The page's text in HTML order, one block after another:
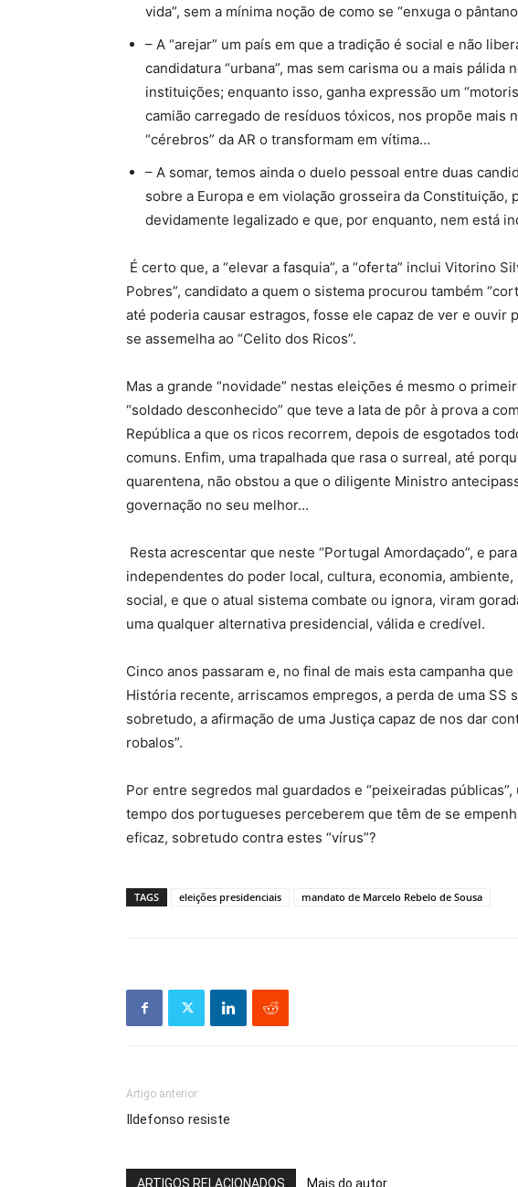
vida”, sem a mínima noção de como se “enxuga o
– A “arejar” um país em que a tradição é social e não
candidatura “urbana”, mas sem carisma ou a mais pálida
instituições; enquanto isso, ganha expressão um
camião carregado de resíduos tóxicos, nos propõe mais
“cérebros” da AR o transformam em vítima…
– A somar, temos ainda o duelo pessoal entre duas
sobre a Europa e em violação grosseira da Constituição,
devidamente legalizado e que, por enquanto, nem está
É certo que, a “elevar a fasquia”, a “oferta” inclui Vitorino
Pobres”, candidato a quem o sistema procurou também
até poderia causar estragos, fosse ele capaz de ver e ouvir
se assemelha ao “Celito dos Ricos”.
Mas a grande “novidade” nestas eleições é mesmo o
“soldado desconhecido” que teve a lata de pôr à prova a
República a que os ricos recorrem, depois de esgotados
comuns. Enfim, uma trapalhada que rasa o surreal, até
quarentena, não obstou a que o diligente Ministro
governação no seu melhor…
Resta acrescentar que neste “Portugal Amordaçado”, e
independentes do poder local, cultura, economia,
social, e que o atual sistema combate ou ignora, viram
uma qualquer alternativa presidencial, válida e credível.
Cinco anos passaram e, no final de mais esta campanha
História recente, arriscamos empregos, a perda de uma SS
sobretudo, a afirmação de uma Justiça capaz de nos dar
robalos”.
Por entre segredos mal guardados e “peixeiradas
tempo dos portugueses perceberem que têm de se
eficaz, sobretudo contra estes “vírus”?
TAGS eleições presidenciais mandato de Marcelo Rebelo de Sousa
Artigo anterior
Ildefonso resiste
ARTIGOS RELACIONADOS Mais do autor